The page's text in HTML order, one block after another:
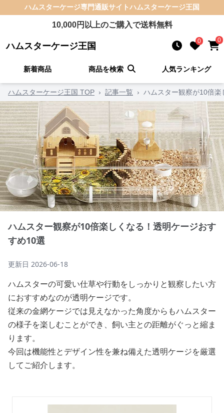
ハムスターケージ専門通販サイトハムスターケージ王国
10,000円以上のご購入で送料無料
ハムスターケージ王国 0 0
新着商品 商品を検索 人気ランキング
ハムスターケージ王国 TOP › 記事一覧 › ハムスター観察が10倍
ハムスター観察が10倍楽しくなる！透明ケージおす
すめ10選
更新日 2026-06-18
ハムスターの可愛い仕草や行動をしっかりと観察したい方
におすすめなのが透明ケージです。
従来の金網ケージでは見えなかった角度からもハムスター
の様子を楽しむことができ、飼い主との距離がぐっと縮ま
ります。
今回は機能性とデザイン性を兼ね備えた透明ケージを厳選
してご紹介します。